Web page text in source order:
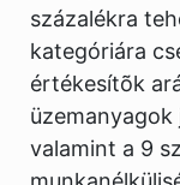
százalékra
kategóriára
értékesítõk
valamint a 9